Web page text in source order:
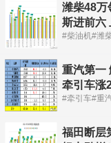
潍柴48万
斯进前六
#柴油机#潍
重汽第一
牵引车涨
#牵引车#重
福田断层